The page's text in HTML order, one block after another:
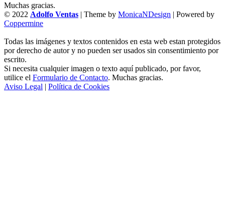
Muchas gracias.
© 2022 Adolfo Ventas | Theme by MonicaNDesign | Powered by
Coppermine
Todas las imágenes y textos contenidos en esta web estan protegidos
por derecho de autor y no pueden ser usados sin consentimiento por
escrito.
Si necesita cualquier imagen o texto aquí publicado, por favor,
utilice el Formulario de Contacto. Muchas gracias.
Aviso Legal | Política de Cookies